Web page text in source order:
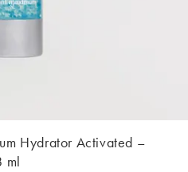
Hydrator Activated –
ml